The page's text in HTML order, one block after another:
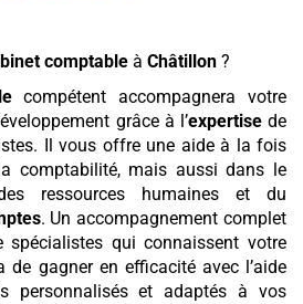
comptable à Châtillon ?
compétent accompagnera votre
grâce à l’expertisede
Il vous offre une aide à la fois
comptabilité, mais aussi dans le
ressources humaines et du
. Un accompagnement complet
spécialistes qui connaissent votre
de gagner en efficacité avec l’aide
personnalisés et adaptés à vos